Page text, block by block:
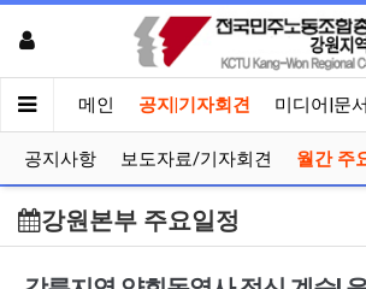
메인 공지|기자회견 미디어|문
공지사항 보도자료/기자회견 월간 주
강원본부 주요일정